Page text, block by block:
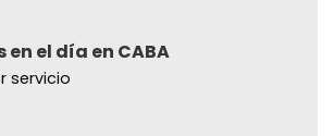
en el día en CABA
servicio